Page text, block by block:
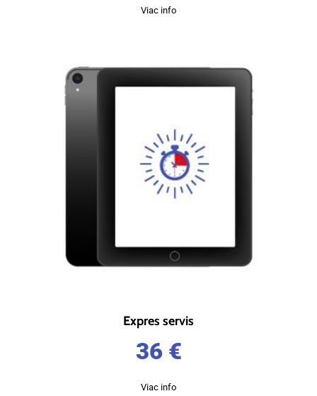
Viac info
Expres servis
36 €
Viac info